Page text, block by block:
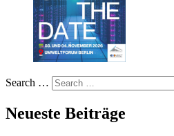
Search …
Neueste Beiträge